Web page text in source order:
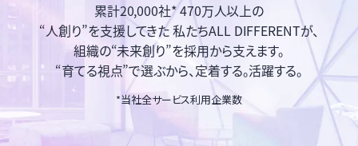
累計20,000社* 470万人以上の
“人創り”を支援してきた私たちALL DIFFERENTが、
組織の“未来創り”を採用から支えます。
“育てる視点”で選ぶから、定着する。活躍する。
*当社全サービス利用企業数